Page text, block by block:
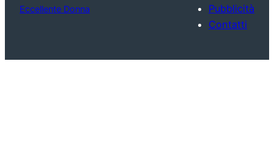
Eccellente Donna
Pubblicità
Contatti